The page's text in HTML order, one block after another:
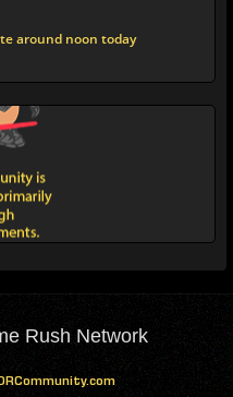
around noon today
Rush Network